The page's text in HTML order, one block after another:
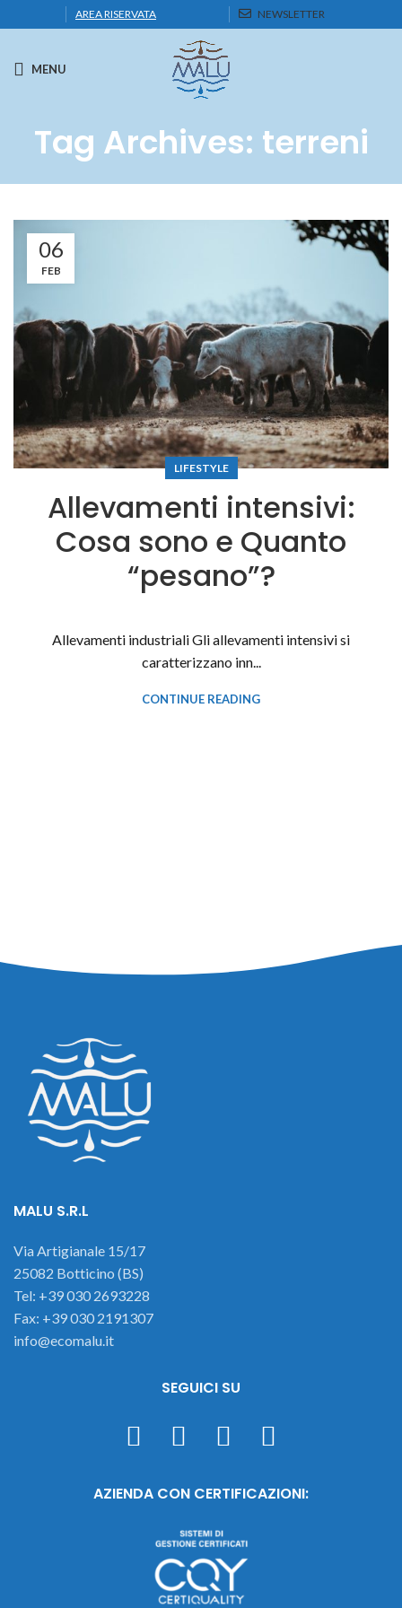
AREA RISERVATA NEWSLETTER
MENU
Tag Archives: terreni
06
FEB
LIFESTYLE
Allevamenti intensivi:
Cosa sono e Quanto
“pesano”?
Allevamenti industriali Gli allevamenti intensivi si
caratterizzano inn...
CONTINUE READING
MALU S.R.L
Via Artigianale 15/17
25082 Botticino (BS)
Tel: +39 030 2693228
Fax: +39 030 2191307
info@ecomalu.it
SEGUICI SU
AZIENDA CON CERTIFICAZIONI: